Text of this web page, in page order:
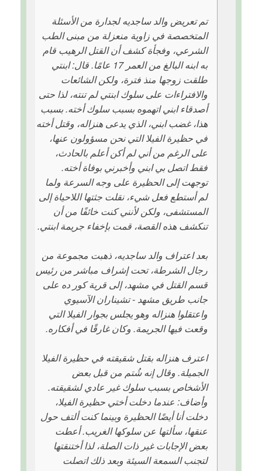
تم تعريض والد ساجديه لجدارة من الأسئلة
المتخصصة في زاوية منعزلة من مبنى الطب
الشرعي، وفجأة كشف أن القتل الرهيب قام
به ابنه البالغ من العمر 17 عامًا. قال: ابنتي
طلقت زوجها منذ فترة، ولكن الشائعات
والافتراءات على سلوك ابنتي لم تنته، لذا حتى
أصدقاء ابني اتهموه بسبب سلوك أخته. بسبب
هذا، غضب ابني، الذي يدعى هنزاله، وقتل أخته
في حظيرة الفيلا التي نحن مسؤولون عنها،
على الرغم من أني لم أكن أعلم بالحادث،
فقط اتصل بي ابني وأخبرني بوفاة أخته.
توجهت إلى الحظيرة على وجه السرعة ولما
لم أستطع فعل شيء، نقلت جثتها اللاحياة إلى
المستشفى، ولكن لأنني كنت خائفًا من أن
تنكشف هذه القصة، قمت بإخفاء جريمة ابنتي.
بعد اعتراف والد ساجديه، ذهبت مجموعة من
رجال الشرطة، تحت إشراف مباشر من رئيس
قسم القتل في مشهد، إلى قرية كور ده على
جانب طريق مشهد - تشيناران الآسيوي
واعتقلوا هنزاله وهو يجلس بجوار الفيلا التي
وقعت فيها الجريمة. وكان غارقًا في أفكاره.
اعترف هنزاله بقتل شقيقته في حظيرة الفيلا
الجميلة. وقال إنه شُتم من قبل بعض
الأشخاص بسبب سلوك غير عادي لشقيقته.
وأضاف: عندما دخلت أختي حظيرة الفيلا،
دخلت أنا أيضًا الحظيرة وبينما كنت ألتف حول
عنقها، سألتها عن سلوكها الغريب. أعطت
بعض الإجابات غير ذات الصلة، لذا أختنقتها
لتجنب السمعة السيئة وبعد ذلك اتصلت